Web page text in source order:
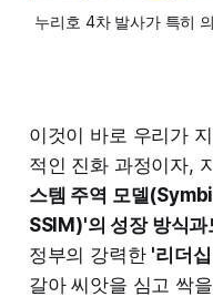
누리호 4차 발사가 특히
이것이 바로 우리가
적인 진화 과정이자,
스템 주역 모델
SSIM)'의 성장 방식
정부의 강력한 '리더
갈아 씨앗을 심고 싹